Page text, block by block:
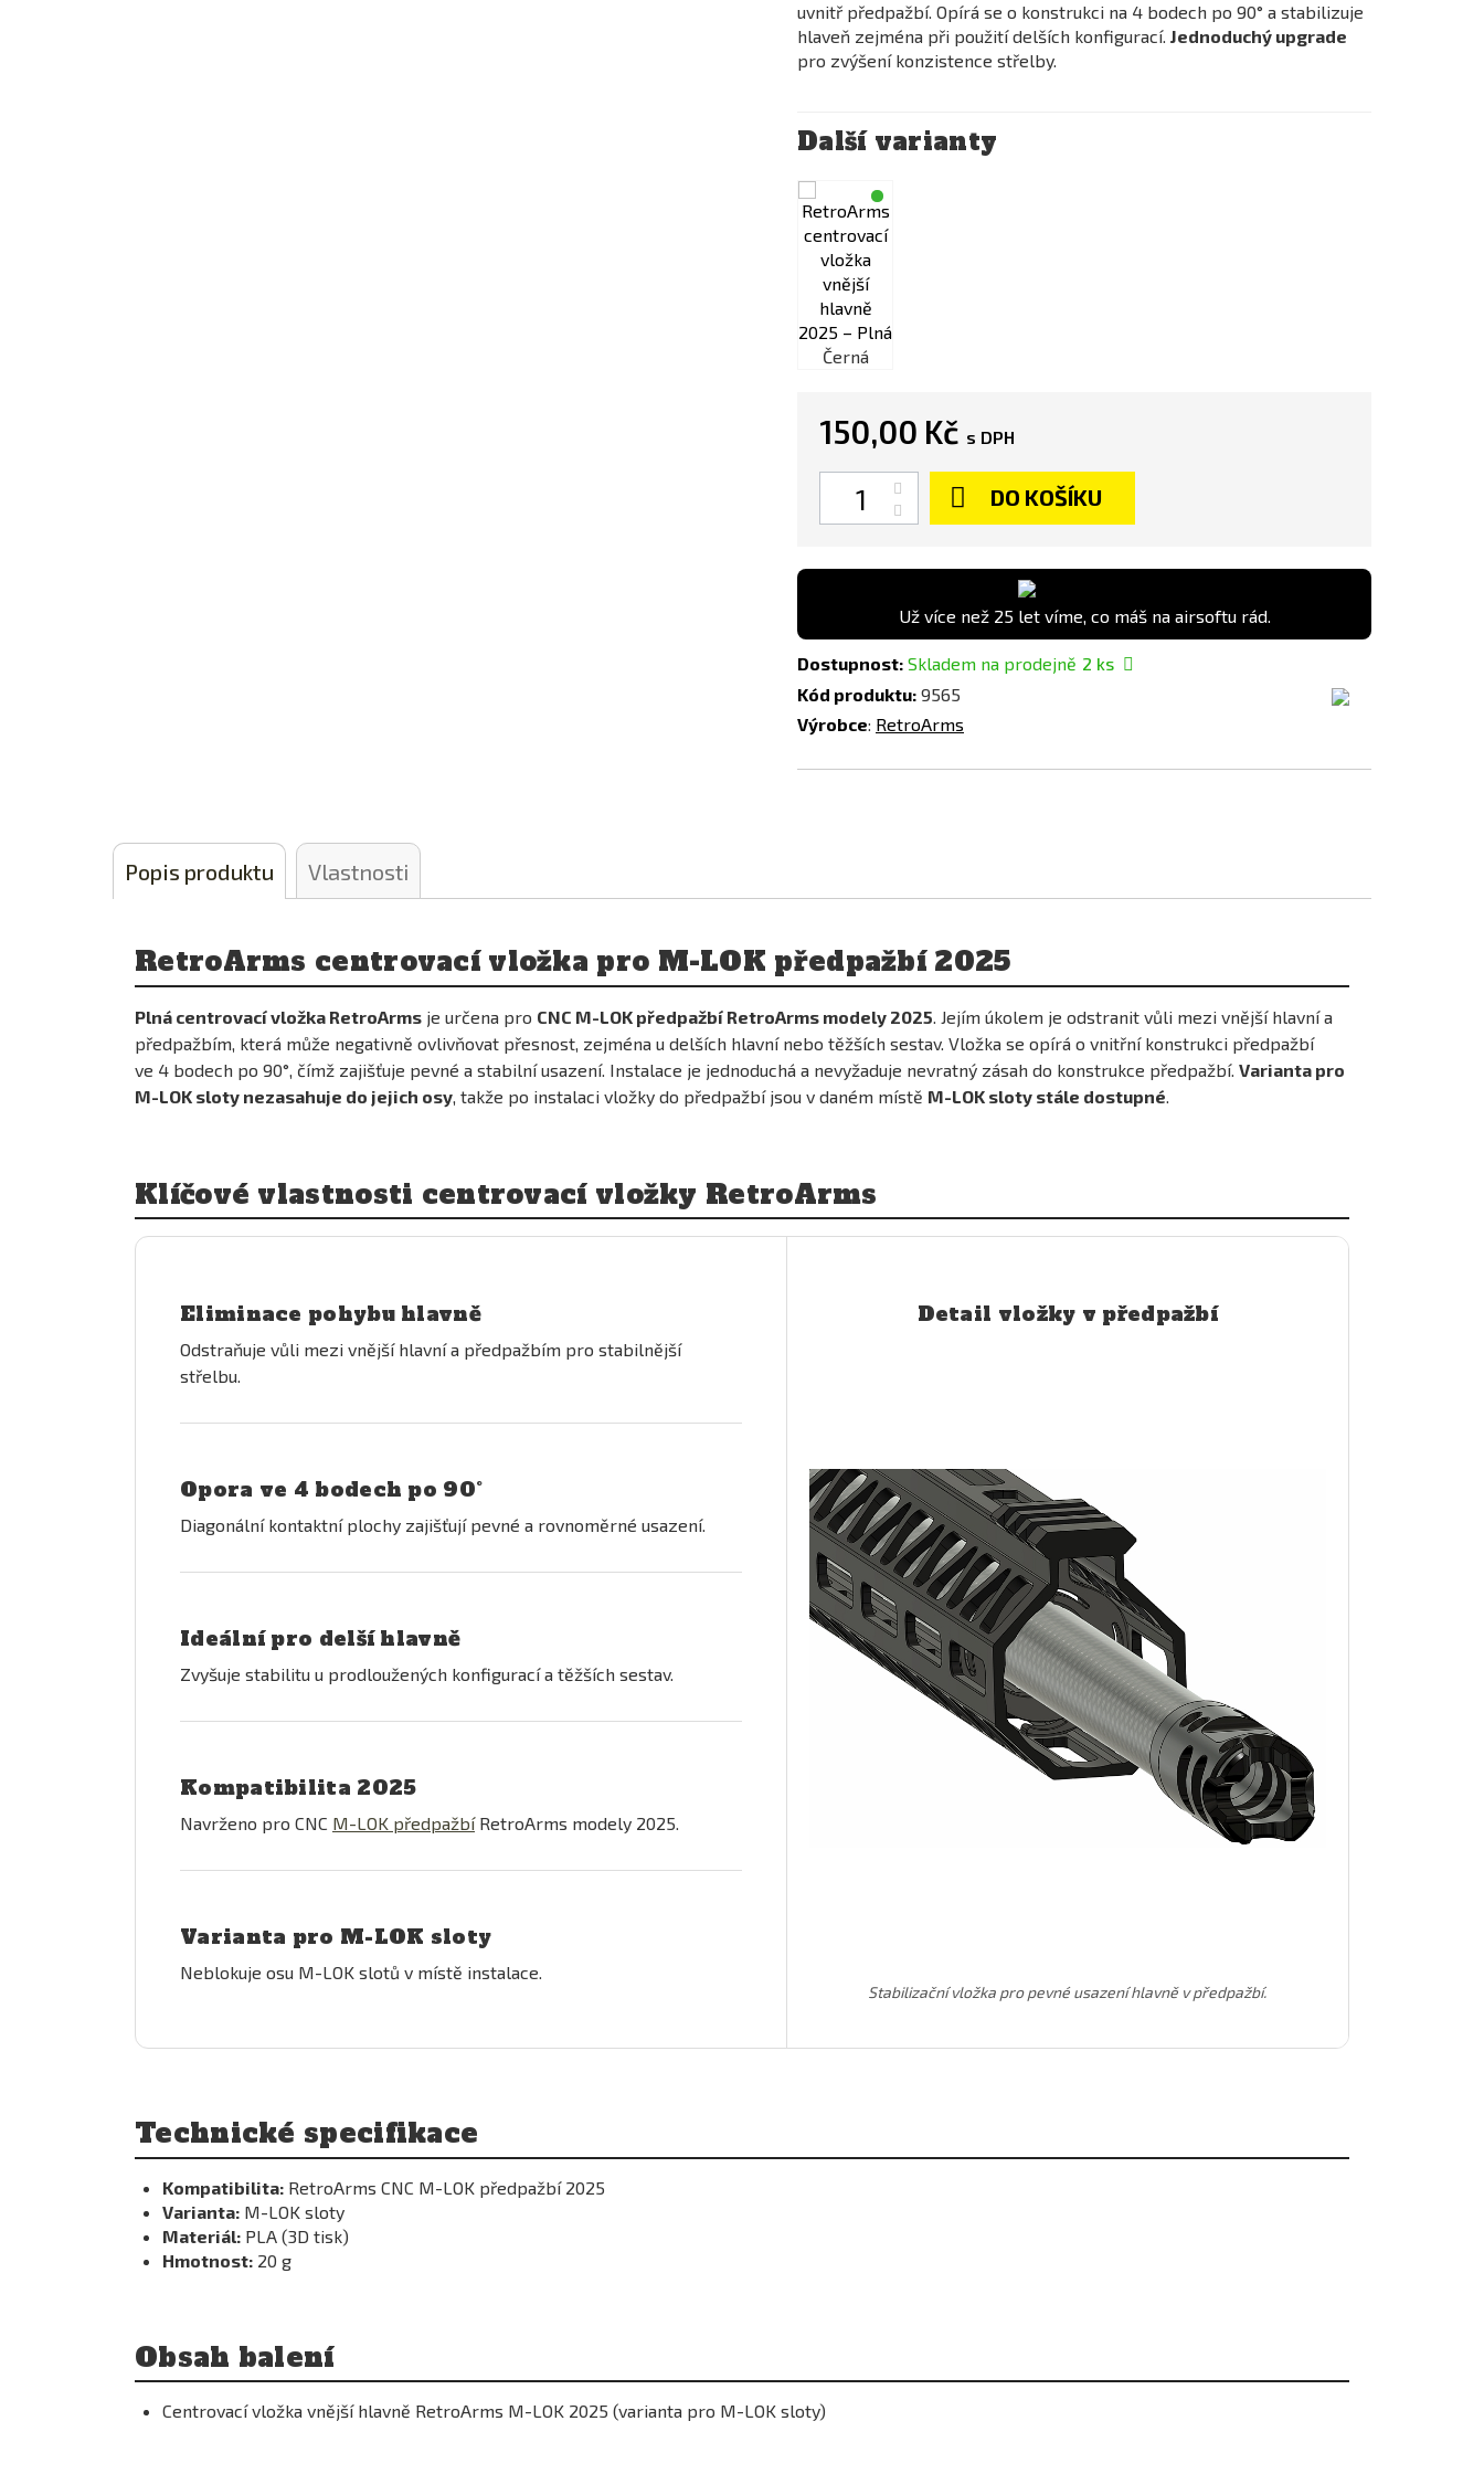
uvnitř předpažbí. Opírá se o konstrukci na 4 bodech po 90° a stabilizuje
hlaveň zejména při použití delších konfigurací. Jednoduchý upgrade
pro zvýšení konzistence střelby.
Další varianty
Černá
150,00 Kč s DPH
DO KOŠÍKU
Už více než 25 let víme, co máš na airsoftu rád.
Dostupnost: Skladem na prodejně 2 ks
Kód produktu: 9565
Výrobce: RetroArms
Popis produktu Vlastnosti
RetroArms centrovací vložka pro M-LOK předpažbí 2025
Plná centrovací vložka RetroArms je určena pro CNC M-LOK předpažbí RetroArms modely 2025 . Jejím úkolem je odstranit vůli mezi vnější hlavní a
předpažbím, která může negativně ovlivňovat přesnost, zejména u delších hlavní nebo těžších sestav. Vložka se opírá o vnitřní konstrukci předpažbí
ve 4 bodech po 90°, čímž zajišťuje pevné a stabilní usazení. Instalace je jednoduchá a nevyžaduje nevratný zásah do konstrukce předpažbí. Varianta pro
M-LOK sloty nezasahuje do jejich osy , takže po instalaci vložky do předpažbí jsou v daném místě M-LOK sloty stále dostupné
Klíčové vlastnosti centrovací vložky RetroArms
Eliminace pohybu hlavně
Odstraňuje vůli mezi vnější hlavní a předpažbím pro stabilnější
střelbu.
Opora ve 4 bodech po 90°
Diagonální kontaktní plochy zajišťují pevné a rovnoměrné usazení.
Ideální pro delší hlavně
Zvyšuje stabilitu u prodloužených konfigurací a těžších sestav.
Kompatibilita 2025
Navrženo pro CNC M-LOK předpažbíRetroArms modely 2025.
Varianta pro M-LOK sloty
Neblokuje osu M-LOK slotů v místě instalace.
Detail vložky v předpažbí
Stabilizační vložka pro pevné usazení hlavně v předpažbí.
Technické specifikace
Kompatibilita: RetroArms CNC M-LOK předpažbí 2025
Varianta: M-LOK sloty
Materiál: PLA (3D tisk)
Hmotnost: 20 g
Obsah balení
Centrovací vložka vnější hlavně RetroArms M-LOK 2025 (varianta pro M-LOK sloty)